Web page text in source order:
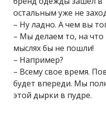
остальным уже не
– Ну ладно. А чем вы
– Мы делаем то, на что
мыслях бы не пошли!
– Например?
– Всему свое время.
будет впереди. Мы
этой дырки в пудре.